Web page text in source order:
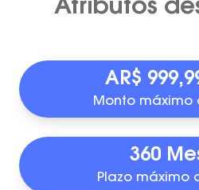
Atributos
AR$
Monto máximo
360
Plazo máximo